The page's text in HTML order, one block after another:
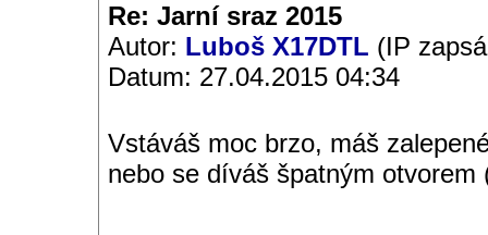
Re: Jarní sraz 2015
Autor: Luboš X17DTL (IP
Datum: 27.04.2015 04:34
Vstáváš moc brzo, máš
nebo se díváš špatným otvorem